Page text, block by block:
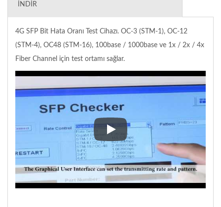
İNDIR
4G SFP Bit Hata Oranı Test Cihazı. OC-3 (STM-1), OC-12
(STM-4), OC48 (STM-16), 100base / 1000base ve 1x / 2x / 4x
Fiber Channel için test ortamı sağlar.
4G SFP Bit Hata Oranı Test